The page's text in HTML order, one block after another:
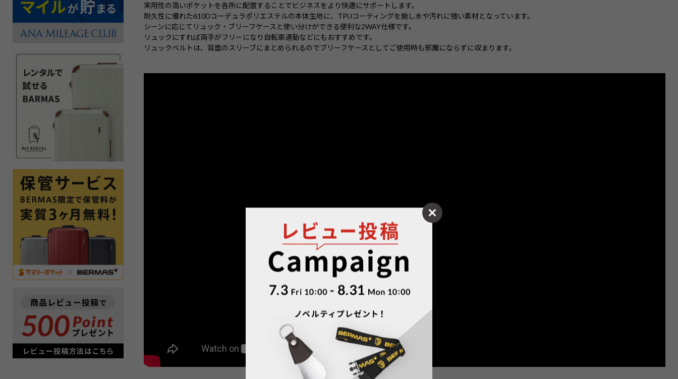
実用性の高いポケットを各所に配置することでビジネスをより快適にサポートします。
耐久性に優れた610Dコーデュラポリエステルの本体生地に、TPUコーティングを施し水や汚れに強い素材となっています。
シーンに応じてリュック・ブリーフケースと使い分けができる便利な2WAY仕様です。
リュックにすれば両手がフリーになり自転車通勤などにもおすすめです。
リュックベルトは、背面のスリーブにまとめられるのでブリーフケースとしてご使用時も邪魔にならずに収まります。